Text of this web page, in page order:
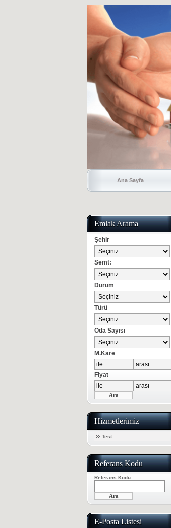
Ana Sayfa
Emlak Arama
Şehir
Semt:
Durum
Türü
Oda Sayısı
M.Kare
Fiyat
Hizmetlerimiz
Test
Referans Kodu
Referans Kodu :
E-Posta Listesi